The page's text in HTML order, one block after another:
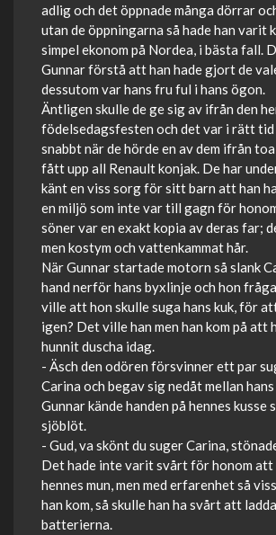
adlig och det öppnade många dörrar
utan de öppningarna så hade han varit
simpel ekonom på Nordea, i bästa fall.
Gunnar förstå att han hade gjort de
dessutom var hans fru ful i hans ögon.
Äntligen skulle de ge sig av ifrån den
födelsedagsfesten och det var i rätt tid
snabbt när de hörde en av dem ifrån
fått upp all Renault konjak. De har
känt en viss sorg för sitt barn att han
en miljö som inte var till gagn för
söner var en exakt kopia av deras far;
men kostym och vattenkammat hår.
När Gunnar startade motorn så slank
hand nerför hans byxlinje och hon
ville att hon skulle suga hans kuk, för
igen? Det ville han men han kom på att
hunnit duscha idag.
- Äsch den odören försvinner ett par
Carina och begav sig nedåt mellan hans
Gunnar kände handen på hennes kusse
sjöblöt.
- Gud, va skönt du suger Carina,
Det hade inte varit svårt för honom att
hennes mun, men med erfarenhet så
han kom, så skulle han ha svårt att
batterierna.